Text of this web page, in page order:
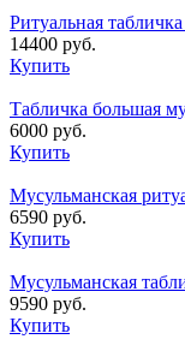
Ритуальная
14400 руб.
Купить
Табличка большая
6000 руб.
Купить
Мусульманская
6590 руб.
Купить
Мусульманская
9590 руб.
Купить